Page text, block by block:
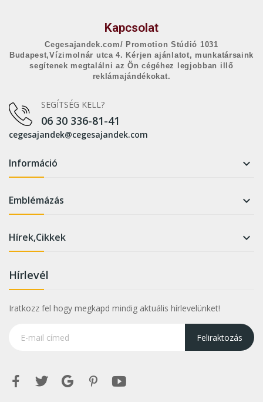
Kapcsolat
Cegesajandek.com/ Promotion Stúdió 1031
Budapest,Vízimolnár utca 4. Kérjen ajánlatot, munkatársaink
segítenek megtalálni az Ön cégéhez legjobban illő
reklámajándékokat.
SEGÍTSÉG KELL?
06 30 336-81-41
cegesajandek@cegesajandek.com
Információ 
Emblémázás 
Hírek,Cikkek 
Hírlevél
Iratkozz fel hogy megkapd mindig aktuális hírlevelünket!
Feliraktozás